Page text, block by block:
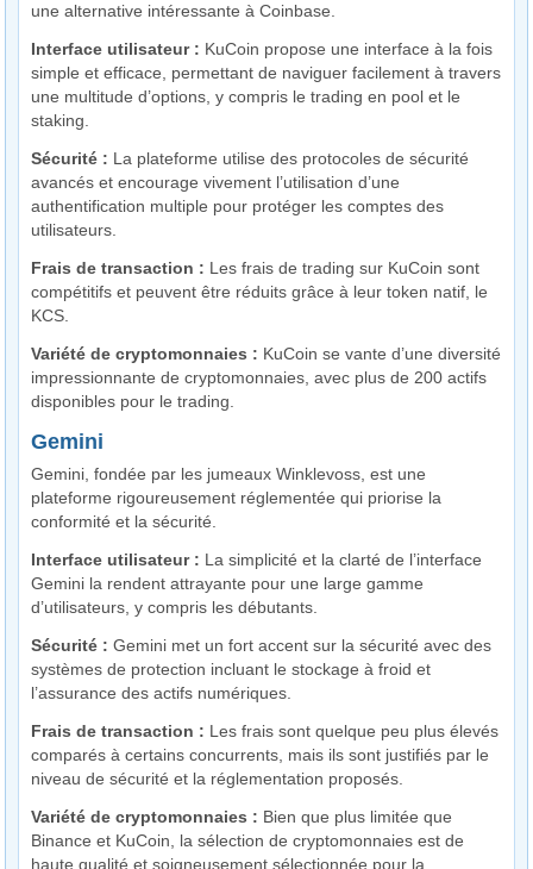
une alternative intéressante à Coinbase.
Interface utilisateur : KuCoin propose une interface à la fois
simple et efficace, permettant de naviguer facilement à travers
une multitude d’options, y compris le trading en pool et le
staking.
Sécurité : La plateforme utilise des protocoles de sécurité
avancés et encourage vivement l’utilisation d’une
authentification multiple pour protéger les comptes des
utilisateurs.
Frais de transaction : Les frais de trading sur KuCoin sont
compétitifs et peuvent être réduits grâce à leur token natif, le
KCS.
Variété de cryptomonnaies : KuCoin se vante d’une diversité
impressionnante de cryptomonnaies, avec plus de 200 actifs
disponibles pour le trading.
Gemini
Gemini, fondée par les jumeaux Winklevoss, est une
plateforme rigoureusement réglementée qui priorise la
conformité et la sécurité.
Interface utilisateur : La simplicité et la clarté de l’interface
Gemini la rendent attrayante pour une large gamme
d’utilisateurs, y compris les débutants.
Sécurité : Gemini met un fort accent sur la sécurité avec des
systèmes de protection incluant le stockage à froid et
l’assurance des actifs numériques.
Frais de transaction : Les frais sont quelque peu plus élevés
comparés à certains concurrents, mais ils sont justifiés par le
niveau de sécurité et la réglementation proposés.
Variété de cryptomonnaies : Bien que plus limitée que
Binance et KuCoin, la sélection de cryptomonnaies est de
haute qualité et soigneusement sélectionnée pour la